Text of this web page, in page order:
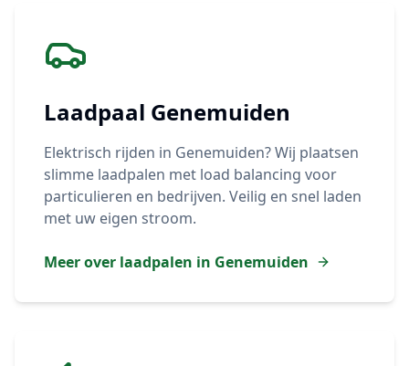
Laadpaal Genemuiden
Elektrisch rijden in Genemuiden? Wij plaatsen
slimme laadpalen met load balancing voor
particulieren en bedrijven. Veilig en snel laden
met uw eigen stroom.
Meer over laadpalen in Genemuiden